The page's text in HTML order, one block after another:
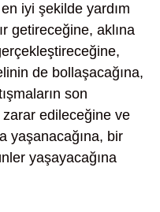
iyi şekilde yardım
getireceğine, aklına
de bollaşacağına,
son
edileceğine ve
yaşanacağına, bir
yaşayacağına